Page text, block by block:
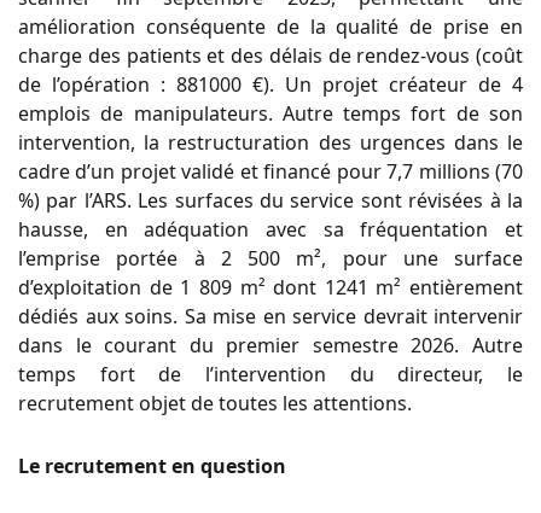
amélioration conséquente de la qualité de prise en
charge des patients et des délais de rendez-vous (coût
de l’opération : 881000 €). Un projet créateur de 4
emplois de manipulateurs. Autre temps fort de son
intervention, la restructuration des urgences dans le
cadre d’un projet validé et financé pour 7,7 millions (70
%) par l’ARS. Les surfaces du service sont révisées à la
hausse, en adéquation avec sa fréquentation et
l’emprise portée à 2 500 m², pour une surface
d’exploitation de 1 809 m² dont 1241 m² entièrement
dédiés aux soins. Sa mise en service devrait intervenir
dans le courant du premier semestre 2026. Autre
temps fort de l’intervention du directeur, le
recrutement objet de toutes les attentions.
Le recrutement en question